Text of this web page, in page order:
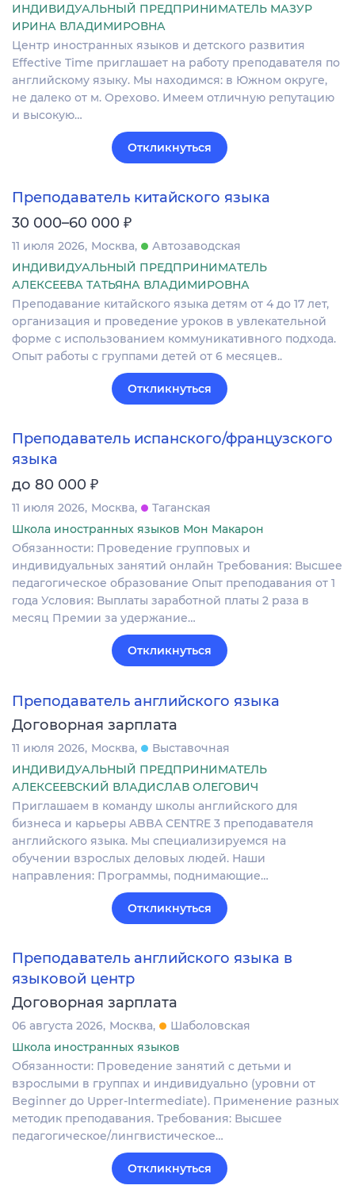
ИНДИВИДУАЛЬНЫЙ ПРЕДПРИНИМАТЕЛЬ МАЗУР
ИРИНА ВЛАДИМИРОВНА
Центр иностранных языков и детского развития
Effective Time приглашает на работу преподавателя по
английскому языку. Мы находимся: в Южном округе,
не далеко от м. Орехово. Имеем отличную репутацию
и высокую…
Откликнуться
Преподаватель китайского языка
30 000–60 000 ₽
11 июля 2026 Москва
Автозаводская
ИНДИВИДУАЛЬНЫЙ ПРЕДПРИНИМАТЕЛЬ
АЛЕКСЕЕВА ТАТЬЯНА ВЛАДИМИРОВНА
Преподавание китайского языка детям от 4 до 17 лет,
организация и проведение уроков в увлекательной
форме с использованием коммуникативного подхода.
Опыт работы с группами детей от 6 месяцев..
Откликнуться
Преподаватель испанского/французского
языка
до 80 000 ₽
11 июля 2026 Москва
Таганская
Школа иностранных языков Мон Макарон
Обязанности: Проведение групповых и
индивидуальных занятий онлайн Требования: Высшее
педагогическое образование Опыт преподавания от 1
года Условия: Выплаты заработной платы 2 раза в
месяц Премии за удержание…
Откликнуться
Преподаватель английского языка
Договорная зарплата
11 июля 2026 Москва
Выставочная
ИНДИВИДУАЛЬНЫЙ ПРЕДПРИНИМАТЕЛЬ
АЛЕКСЕЕВСКИЙ ВЛАДИСЛАВ ОЛЕГОВИЧ
Приглашаем в команду школы английского для
бизнеса и карьеры ABBA CENTRE 3 преподавателя
английского языка. Мы специализируемся на
обучении взрослых деловых людей. Наши
направления: Программы, поднимающие…
Откликнуться
Преподаватель английского языка в
языковой центр
Договорная зарплата
06 августа 2026 Москва
Шаболовская
Школа иностранных языков
Обязанности: Проведение занятий с детьми и
взрослыми в группах и индивидуально (уровни от
Beginner до Upper-Intermediate). Применение разных
методик преподавания. Требования: Высшее
педагогическое/лингвистическое…
Откликнуться